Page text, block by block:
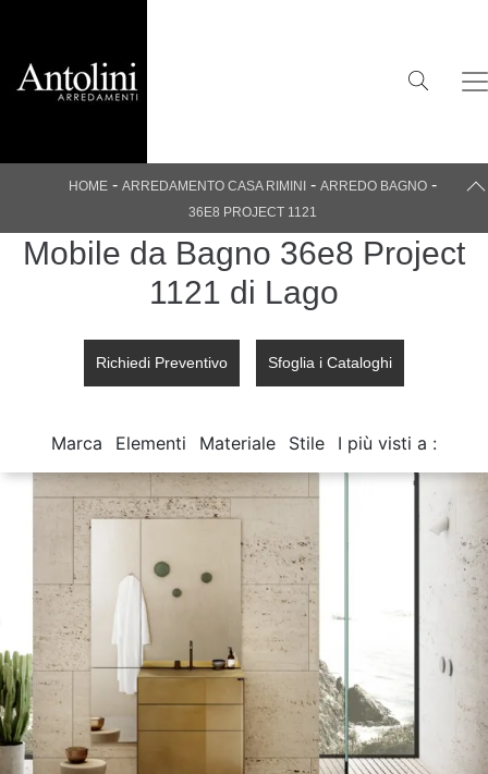
HOME- ARREDAMENTO CASA RIMINI - ARREDO BAGNO -
36E8 PROJECT 1121
Mobile da Bagno 36e8 Project
1121 di Lago
Richiedi Preventivo Sfoglia i Cataloghi
Marca Elementi Materiale Stile I più visti a :